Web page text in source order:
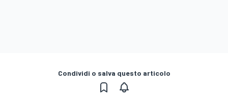
Condividi o salva questo articolo